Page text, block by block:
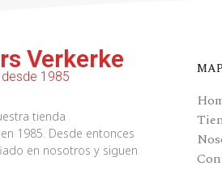
Verkerke
1985
tienda
1985. Desde entonces
en nosotros y siguen